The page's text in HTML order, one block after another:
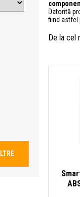
Datorită
fiind astfel
De la cel